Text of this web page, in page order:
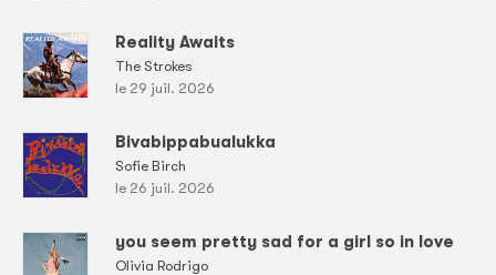
Reality Awaits
The Strokes
le 29 juil. 2026
Bivabippabualukka
Sofie Birch
le 26 juil. 2026
you seem pretty sad for a girl so in love
Olivia Rodrigo